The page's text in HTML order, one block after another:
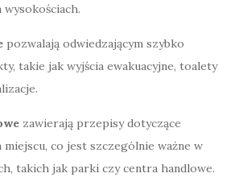
pozwalają odwiedzającym szybko
takie jak wyjścia ewakuacyjne, toalety
zawierają przepisy dotyczące
miejscu, co jest szczególnie ważne w
takich jak parki czy centra handlowe.